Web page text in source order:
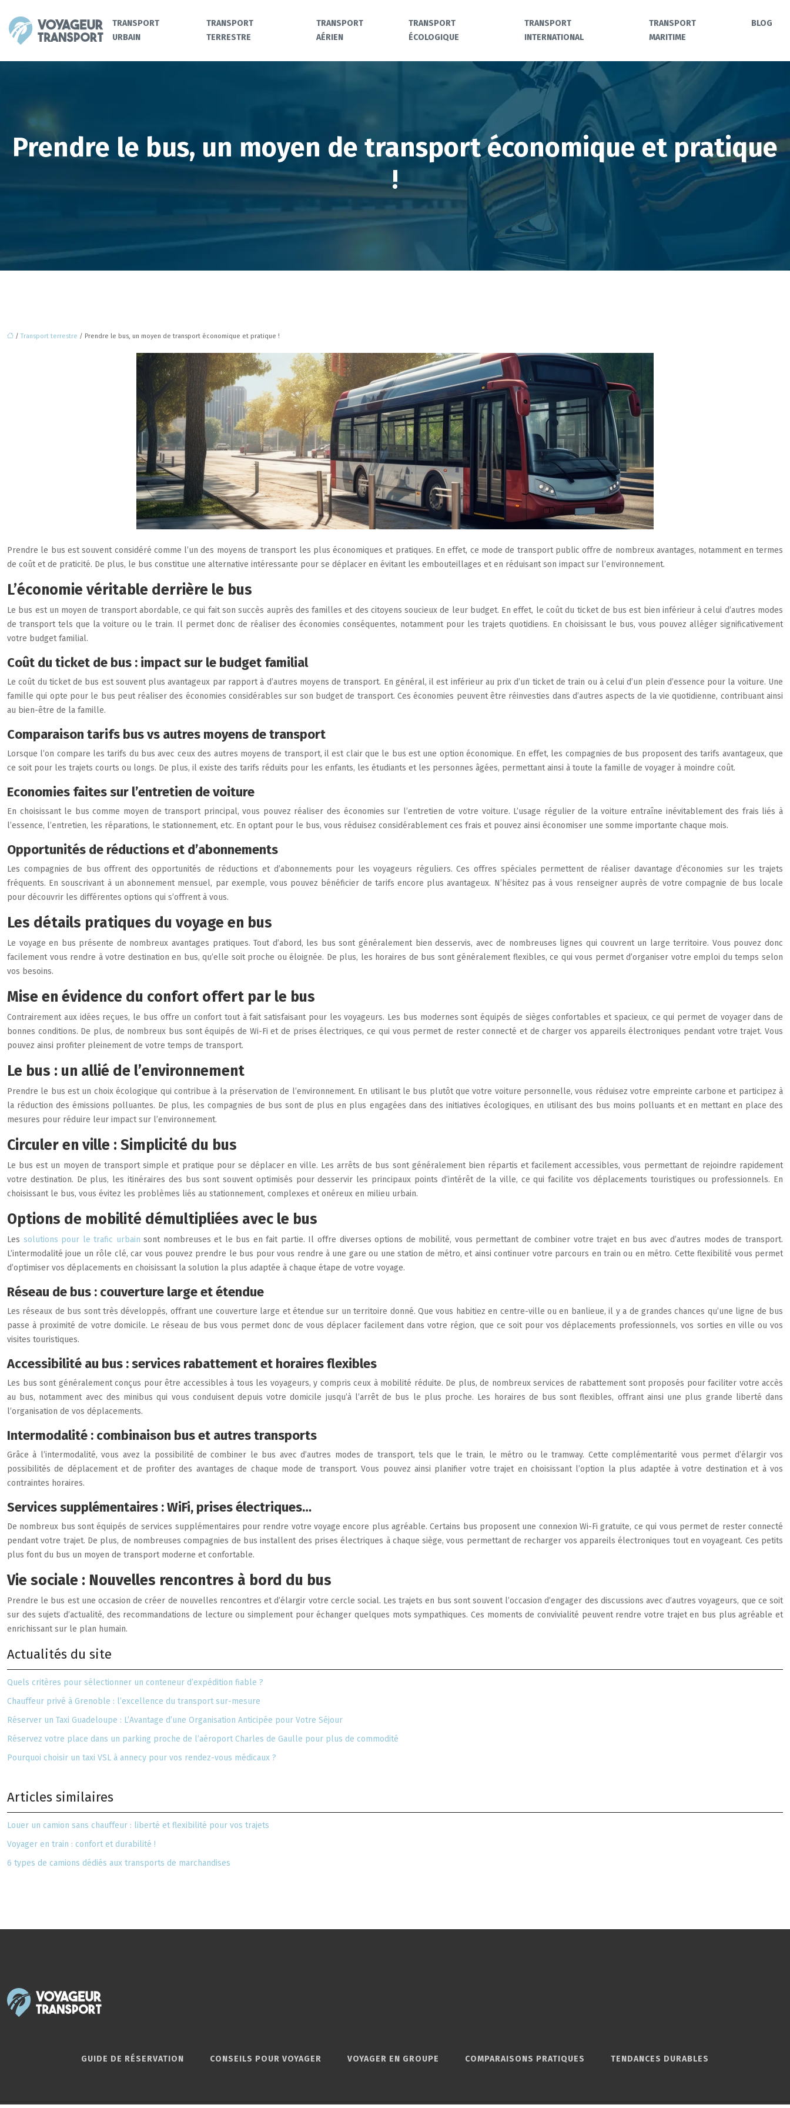
TRANSPORT
URBAIN
TRANSPORT
TERRESTRE
TRANSPORT
AÉRIEN
TRANSPORT
ÉCOLOGIQUE
TRANSPORT
INTERNATIONAL
TRANSPORT
MARITIME
BLOG
Prendre le bus, un moyen de transport économique et pratique
!
/Transport terrestre / Prendre le bus, un moyen de transport économique et pratique !
Prendre le bus est souvent considéré comme l’un des moyens de transport les plus économiques et pratiques. En effet, ce mode de transport public offre de nombreux avantages, notamment en termes
de coût et de praticité. De plus, le bus constitue une alternative intéressante pour se déplacer en évitant les embouteillages et en réduisant son impact sur l’environnement.
L’économie véritable derrière le bus
Le bus est un moyen de transport abordable, ce qui fait son succès auprès des familles et des citoyens soucieux de leur budget. En effet, le coût du ticket de bus est bien inférieur à celui d’autres modes
de transport tels que la voiture ou le train. Il permet donc de réaliser des économies conséquentes, notamment pour les trajets quotidiens. En choisissant le bus, vous pouvez alléger significativement
votre budget familial.
Coût du ticket de bus : impact sur le budget familial
Le coût du ticket de bus est souvent plus avantageux par rapport à d’autres moyens de transport. En général, il est inférieur au prix d’un ticket de train ou à celui d’un plein d’essence pour la voiture. Une
famille qui opte pour le bus peut réaliser des économies considérables sur son budget de transport. Ces économies peuvent être réinvesties dans d’autres aspects de la vie quotidienne, contribuant ainsi
au bien-être de la famille.
Comparaison tarifs bus vs autres moyens de transport
Lorsque l’on compare les tarifs du bus avec ceux des autres moyens de transport, il est clair que le bus est une option économique. En effet, les compagnies de bus proposent des tarifs avantageux, que
ce soit pour les trajets courts ou longs. De plus, il existe des tarifs réduits pour les enfants, les étudiants et les personnes âgées, permettant ainsi à toute la famille de voyager à moindre coût.
Economies faites sur l’entretien de voiture
En choisissant le bus comme moyen de transport principal, vous pouvez réaliser des économies sur l’entretien de votre voiture. L’usage régulier de la voiture entraîne inévitablement des frais liés à
l’essence, l’entretien, les réparations, le stationnement, etc. En optant pour le bus, vous réduisez considérablement ces frais et pouvez ainsi économiser une somme importante chaque mois.
Opportunités de réductions et d’abonnements
Les compagnies de bus offrent des opportunités de réductions et d’abonnements pour les voyageurs réguliers. Ces offres spéciales permettent de réaliser davantage d’économies sur les trajets
fréquents. En souscrivant à un abonnement mensuel, par exemple, vous pouvez bénéficier de tarifs encore plus avantageux. N’hésitez pas à vous renseigner auprès de votre compagnie de bus locale
pour découvrir les différentes options qui s’offrent à vous.
Les détails pratiques du voyage en bus
Le voyage en bus présente de nombreux avantages pratiques. Tout d’abord, les bus sont généralement bien desservis, avec de nombreuses lignes qui couvrent un large territoire. Vous pouvez donc
facilement vous rendre à votre destination en bus, qu’elle soit proche ou éloignée. De plus, les horaires de bus sont généralement flexibles, ce qui vous permet d’organiser votre emploi du temps selon
vos besoins.
Mise en évidence du confort offert par le bus
Contrairement aux idées reçues, le bus offre un confort tout à fait satisfaisant pour les voyageurs. Les bus modernes sont équipés de sièges confortables et spacieux, ce qui permet de voyager dans de
bonnes conditions. De plus, de nombreux bus sont équipés de Wi-Fi et de prises électriques, ce qui vous permet de rester connecté et de charger vos appareils électroniques pendant votre trajet. Vous
pouvez ainsi profiter pleinement de votre temps de transport.
Le bus : un allié de l’environnement
Prendre le bus est un choix écologique qui contribue à la préservation de l’environnement. En utilisant le bus plutôt que votre voiture personnelle, vous réduisez votre empreinte carbone et participez à
la réduction des émissions polluantes. De plus, les compagnies de bus sont de plus en plus engagées dans des initiatives écologiques, en utilisant des bus moins polluants et en mettant en place des
mesures pour réduire leur impact sur l’environnement.
Circuler en ville : Simplicité du bus
Le bus est un moyen de transport simple et pratique pour se déplacer en ville. Les arrêts de bus sont généralement bien répartis et facilement accessibles, vous permettant de rejoindre rapidement
votre destination. De plus, les itinéraires des bus sont souvent optimisés pour desservir les principaux points d’intérêt de la ville, ce qui facilite vos déplacements touristiques ou professionnels. En
choisissant le bus, vous évitez les problèmes liés au stationnement, complexes et onéreux en milieu urbain.
Options de mobilité démultipliées avec le bus
Les solutions pour le trafic urbainsont nombreuses et le bus en fait partie. Il offre diverses options de mobilité, vous permettant de combiner votre trajet en bus avec d’autres modes de transport.
L’intermodalité joue un rôle clé, car vous pouvez prendre le bus pour vous rendre à une gare ou une station de métro, et ainsi continuer votre parcours en train ou en métro. Cette flexibilité vous permet
d’optimiser vos déplacements en choisissant la solution la plus adaptée à chaque étape de votre voyage.
Réseau de bus : couverture large et étendue
Les réseaux de bus sont très développés, offrant une couverture large et étendue sur un territoire donné. Que vous habitiez en centre-ville ou en banlieue, il y a de grandes chances qu’une ligne de bus
passe à proximité de votre domicile. Le réseau de bus vous permet donc de vous déplacer facilement dans votre région, que ce soit pour vos déplacements professionnels, vos sorties en ville ou vos
visites touristiques.
Accessibilité au bus : services rabattement et horaires flexibles
Les bus sont généralement conçus pour être accessibles à tous les voyageurs, y compris ceux à mobilité réduite. De plus, de nombreux services de rabattement sont proposés pour faciliter votre accès
au bus, notamment avec des minibus qui vous conduisent depuis votre domicile jusqu’à l’arrêt de bus le plus proche. Les horaires de bus sont flexibles, offrant ainsi une plus grande liberté dans
l’organisation de vos déplacements.
Intermodalité : combinaison bus et autres transports
Grâce à l’intermodalité, vous avez la possibilité de combiner le bus avec d’autres modes de transport, tels que le train, le métro ou le tramway. Cette complémentarité vous permet d’élargir vos
possibilités de déplacement et de profiter des avantages de chaque mode de transport. Vous pouvez ainsi planifier votre trajet en choisissant l’option la plus adaptée à votre destination et à vos
contraintes horaires.
Services supplémentaires : WiFi, prises électriques…
De nombreux bus sont équipés de services supplémentaires pour rendre votre voyage encore plus agréable. Certains bus proposent une connexion Wi-Fi gratuite, ce qui vous permet de rester connecté
pendant votre trajet. De plus, de nombreuses compagnies de bus installent des prises électriques à chaque siège, vous permettant de recharger vos appareils électroniques tout en voyageant. Ces petits
plus font du bus un moyen de transport moderne et confortable.
Vie sociale : Nouvelles rencontres à bord du bus
Prendre le bus est une occasion de créer de nouvelles rencontres et d’élargir votre cercle social. Les trajets en bus sont souvent l’occasion d’engager des discussions avec d’autres voyageurs, que ce soit
sur des sujets d’actualité, des recommandations de lecture ou simplement pour échanger quelques mots sympathiques. Ces moments de convivialité peuvent rendre votre trajet en bus plus agréable et
enrichissant sur le plan humain.
Actualités du site
Quels critères pour sélectionner un conteneur d’expédition fiable ?
Chauffeur privé à Grenoble : l’excellence du transport sur-mesure
Réserver un Taxi Guadeloupe : L’Avantage d’une Organisation Anticipée pour Votre Séjour
Réservez votre place dans un parking proche de l’aéroport Charles de Gaulle pour plus de commodité
Pourquoi choisir un taxi VSL à annecy pour vos rendez-vous médicaux ?
Articles similaires
Louer un camion sans chauffeur : liberté et flexibilité pour vos trajets
Voyager en train : confort et durabilité !
6 types de camions dédiés aux transports de marchandises
GUIDE DE RÉSERVATION CONSEILS POUR VOYAGER VOYAGER EN GROUPE COMPARAISONS PRATIQUES TENDANCES DURABLES